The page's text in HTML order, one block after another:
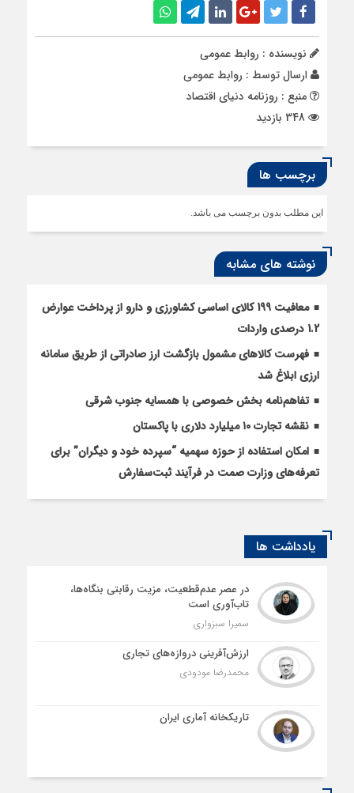
نویسنده : روابط عمومی
ارسال توسط : روابط عمومی
منبع : روزنامه دنیای اقتصاد
برچسب ها
این مطلب بدون برچسب می باشد.
نوشته های مشابه
معافیت 199 کالای اساسی کشاورزی و دارو از پرداخت عوارض
1.2 درصدی واردات
فهرست کالاهای مشمول بازگشت ارز صادراتی از طریق سامانه
ارزی ابلاغ شد
تفاهم‌نامه بخش خصوصی با همسایه جنوب شرقی
نقشه تجارت ۱۰‌ میلیارد دلاری با پاکستان
امکان استفاده از حوزه سهمیه “سپرده خود و دیگران” برای
تعرفه‌های وزارت صمت در فرآیند ثبت‌سفارش
یادداشت ها
در عصر عدم‌قطعیت، مزیت رقابتی بنگاه‌ها،
تاب‌آوری است
سمیرا سبزواری
ارزش‌آفرینی دروازه‌های تجاری
محمدرضا مودودی
تاریکخانه آماری ایران